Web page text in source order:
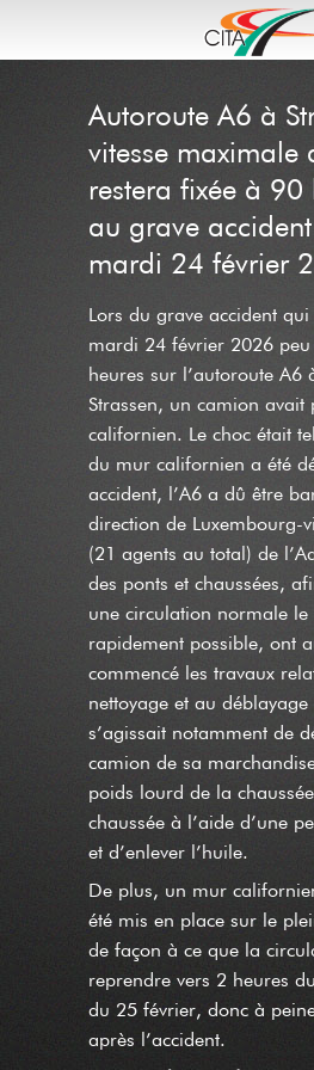
WEBCAMS
LIVE
TEMPS DE
PARKING
CHANTIERS
CONTACT
NEWS
Autoroute A6 à
vitesse maximale
restera fixée à
au grave
mardi 24 février
Lors du grave accident
mardi 24 février 2026
heures sur l’autoroute A6
Strassen, un camion avait
californien. Le choc était
du mur californien a été
accident, l’A6 a dû être
direction de Luxembourg-
(21 agents au total) de
des ponts et chaussées,
une circulation normale le
rapidement possible, ont
commencé les travaux
nettoyage et au
s’agissait notamment de
camion de sa
poids lourd de la
chaussée à l’aide d’une
et d’enlever l’huile.
De plus, un mur
été mis en place sur le
de façon à ce que la
reprendre vers 2 heures
du 25 février, donc à
après l’accident.